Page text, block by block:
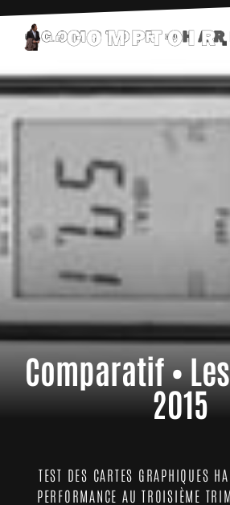
Comparatif • Les
2015
TEST DES CARTES GRAPHIQUES
PERFORMANCE AU TROISIÈME